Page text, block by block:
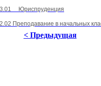
Юриспруденция
Преподавание в начальных
< Предыдущая